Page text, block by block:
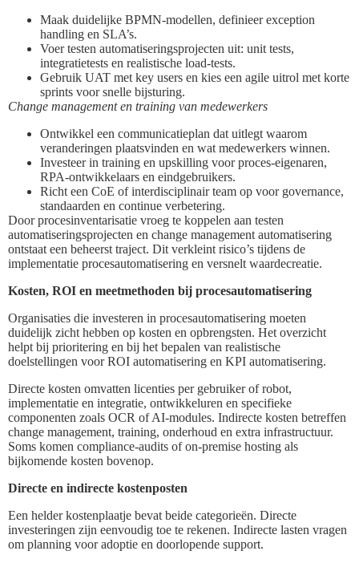
Maak duidelijke BPMN-modellen, definieer exception
handling en SLA’s.
Voer testen automatiseringsprojecten uit: unit tests,
integratietests en realistische load-tests.
Gebruik UAT met key users en kies een agile uitrol met korte
sprints voor snelle bijsturing.
Change management en training van medewerkers
Ontwikkel een communicatieplan dat uitlegt waarom
veranderingen plaatsvinden en wat medewerkers winnen.
Investeer in training en upskilling voor proces-eigenaren,
RPA-ontwikkelaars en eindgebruikers.
Richt een CoE of interdisciplinair team op voor governance,
standaarden en continue verbetering.
Door procesinventarisatie vroeg te koppelen aan testen
automatiseringsprojecten en change management automatisering
ontstaat een beheerst traject. Dit verkleint risico’s tijdens de
implementatie procesautomatisering en versnelt waardecreatie.
Kosten, ROI en meetmethoden bij procesautomatisering
Organisaties die investeren in procesautomatisering moeten
duidelijk zicht hebben op kosten en opbrengsten. Het overzicht
helpt bij prioritering en bij het bepalen van realistische
doelstellingen voor ROI automatisering en KPI automatisering.
Directe kosten omvatten licenties per gebruiker of robot,
implementatie en integratie, ontwikkeluren en specifieke
componenten zoals OCR of AI-modules. Indirecte kosten betreffen
change management, training, onderhoud en extra infrastructuur.
Soms komen compliance-audits of on-premise hosting als
bijkomende kosten bovenop.
Directe en indirecte kostenposten
Een helder kostenplaatje bevat beide categorieën. Directe
investeringen zijn eenvoudig toe te rekenen. Indirecte lasten vragen
om planning voor adoptie en doorlopende support.